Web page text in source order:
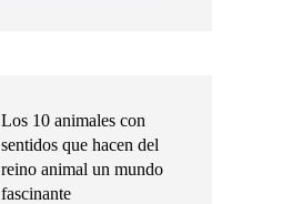
Los 10 animales con
sentidos que hacen del
reino animal un mundo
fascinante